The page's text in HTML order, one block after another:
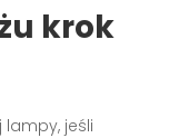
krok
jeśli